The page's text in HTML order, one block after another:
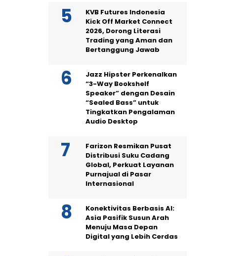
KVB Futures Indonesia
Kick Off Market Connect
2026, Dorong Literasi
Trading yang Aman dan
Bertanggung Jawab
Jazz Hipster Perkenalkan
“3-Way Bookshelf
Speaker” dengan Desain
“Sealed Bass” untuk
Tingkatkan Pengalaman
Audio Desktop
Farizon Resmikan Pusat
Distribusi Suku Cadang
Global, Perkuat Layanan
Purnajual di Pasar
Internasional
Konektivitas Berbasis AI:
Asia Pasifik Susun Arah
Menuju Masa Depan
Digital yang Lebih Cerdas